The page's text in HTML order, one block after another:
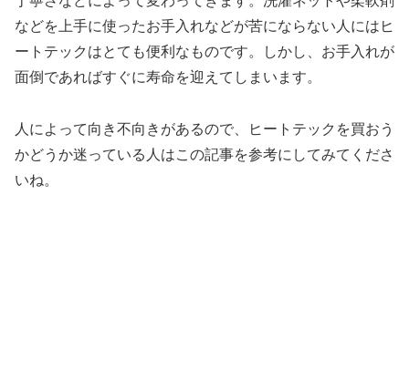
などを上手に使ったお手入れなどが苦にならない人にはヒ
ートテックはとても便利なものです。しかし、お手入れが
面倒であればすぐに寿命を迎えてしまいます。
人によって向き不向きがあるので、ヒートテックを買おう
かどうか迷っている人はこの記事を参考にしてみてくださ
いね。